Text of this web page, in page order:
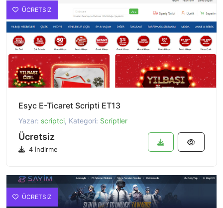
ÜCRETSIZ
Esyc E-Ticaret Scripti ET13
Yazar: scriptci, Kategori: Scriptler
Ücretsiz
4 İndirme
ÜCRETSIZ